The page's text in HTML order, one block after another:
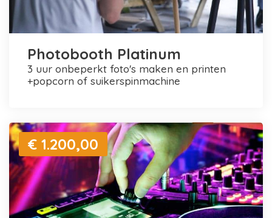
Photobooth Platinum
3 uur onbeperkt foto's maken en printen
+popcorn of suikerspinmachine
€ 1.200,00